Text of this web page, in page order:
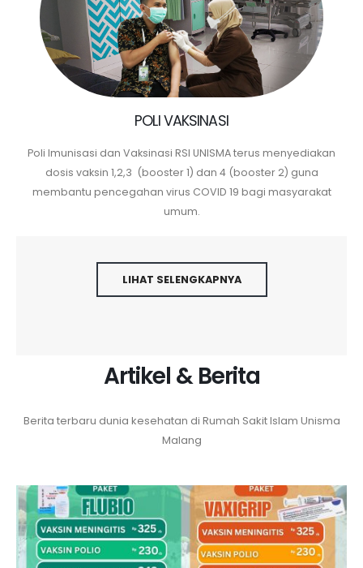
POLI VAKSINASI
Poli Imunisasi dan Vaksinasi RSI UNISMA terus menyediakan
dosis vaksin 1,2,3 (booster 1) dan 4 (booster 2) guna
membantu pencegahan virus COVID 19 bagi masyarakat
umum.
LIHAT SELENGKAPNYA
Artikel & Berita
Berita terbaru dunia kesehatan di Rumah Sakit Islam Unisma
Malang